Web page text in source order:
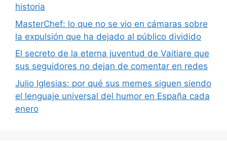
historia
MasterChef: lo que no se vio en cámaras sobre
la expulsión que ha dejado al público dividido
El secreto de la eterna juventud de Vaitiare que
sus seguidores no dejan de comentar en redes
Julio Iglesias: por qué sus memes siguen siendo
el lenguaje universal del humor en España cada
enero